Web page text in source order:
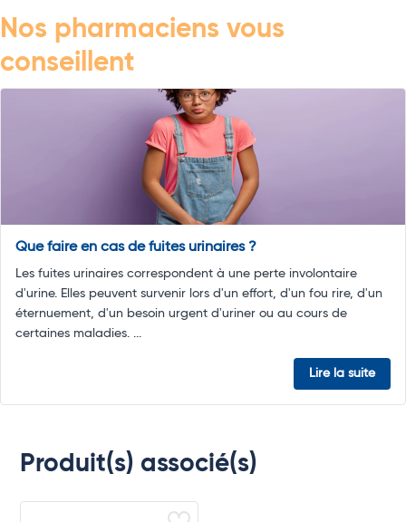
Nos pharmaciens vous
conseillent
Que faire en cas de fuites urinaires ?
Les fuites urinaires correspondent à une perte involontaire
d'urine. Elles peuvent survenir lors d'un effort, d'un fou rire, d'un
éternuement, d'un besoin urgent d'uriner ou au cours de
certaines maladies. ...
Lire la suite
Produit(s) associé(s)